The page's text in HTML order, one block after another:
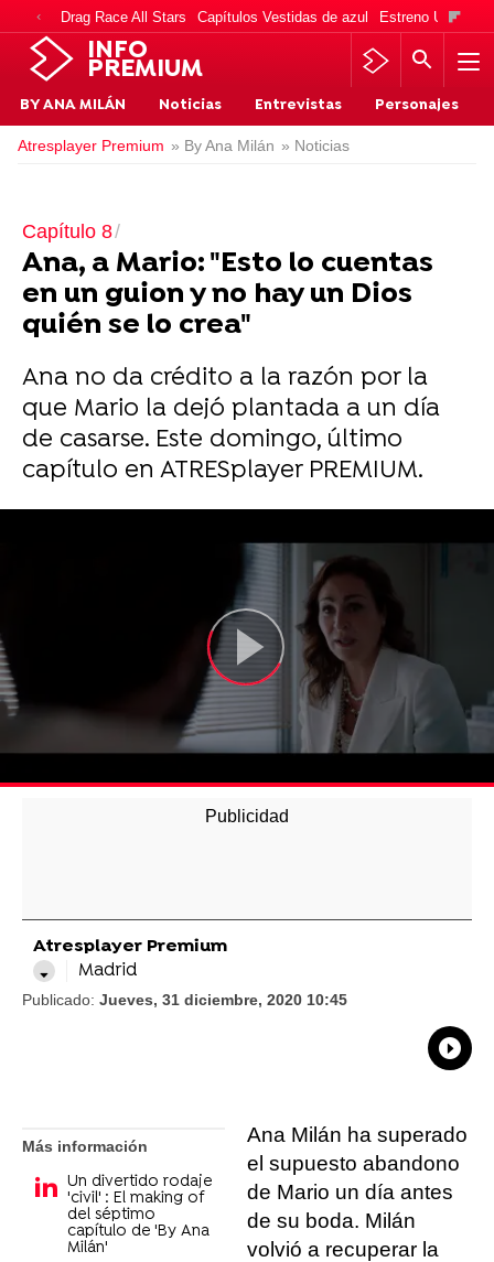
Drag Race All Stars Capítulos Vestidas de azul Estreno Una
INFO
PREMIUM
BY ANA MILÁN Noticias Entrevistas Personajes
Atresplayer Premium » By Ana Milán » Noticias
Capítulo 8
Ana, a Mario: "Esto lo cuentas
en un guion y no hay un Dios
quién se lo crea"
Ana no da crédito a la razón por la
que Mario la dejó plantada a un día
de casarse. Este domingo, último
capítulo en ATRESplayer PREMIUM.
Atresplayer Premium
Madrid
Publicado: Jueves, 31 diciembre, 2020 10:45
Más información
Un divertido rodaje
'civil' : El making of
del séptimo
capítulo de 'By Ana
Milán'
Ana Milán ha superado
el supuesto abandono
de Mario un día antes
de su boda. Milán
volvió a recuperar la